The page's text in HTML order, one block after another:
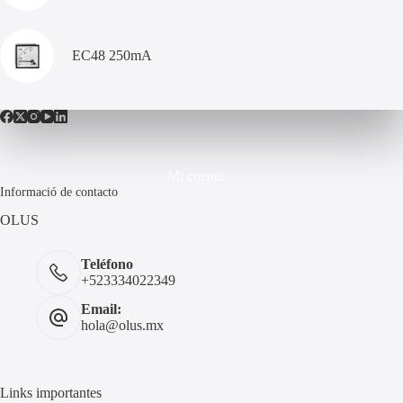
EC48 250mA
Informació de contacto
OLUS
Teléfono
+523334022349
Email:
hola@olus.mx
Links importantes